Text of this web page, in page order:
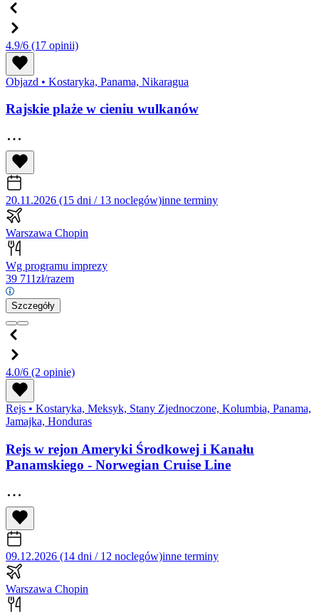
4.9/6 (17 opinii)
Objazd • Kostaryka, Panama, Nikaragua
Rajskie plaże w cieniu wulkanów
20.11.2026 (15 dni / 13 noclegów)inne terminy
Warszawa Chopin
Wg programu imprezy
39 711zł/razem
Szczegóły
4.0/6 (2 opinie)
Rejs • Kostaryka, Meksyk, Stany Zjednoczone, Kolumbia, Panama,
Jamajka, Honduras
Rejs w rejon Ameryki Środkowej i Kanału
Panamskiego - Norwegian Cruise Line
09.12.2026 (14 dni / 12 noclegów)inne terminy
Warszawa Chopin